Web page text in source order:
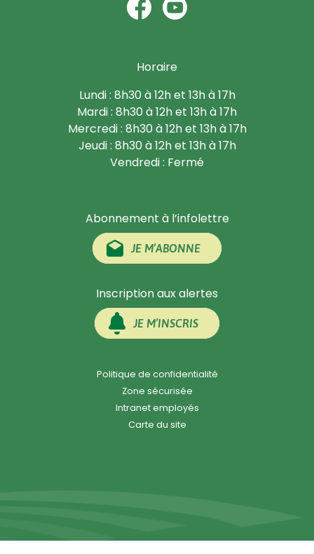
Horaire
Lundi : 8h30 à 12h et 13h à 17h
Mardi : 8h30 à 12h et 13h à 17h
Mercredi : 8h30 à 12h et 13h à 17h
Jeudi : 8h30 à 12h et 13h à 17h
Vendredi : Fermé
Abonnement à l’infolettre
JE M’ABONNE
Inscription aux alertes
JE M’INSCRIS
Politique de confidentialité
Zone sécurisée
Intranet employés
Carte du site